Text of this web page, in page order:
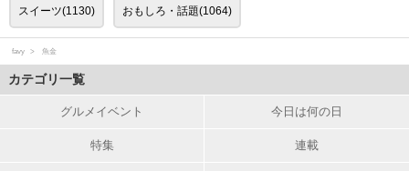
スイーツ(1130) おもしろ・話題(1064)
favy 魚金
カテゴリ一覧
グルメイベント 今日は何の日
特集 連載